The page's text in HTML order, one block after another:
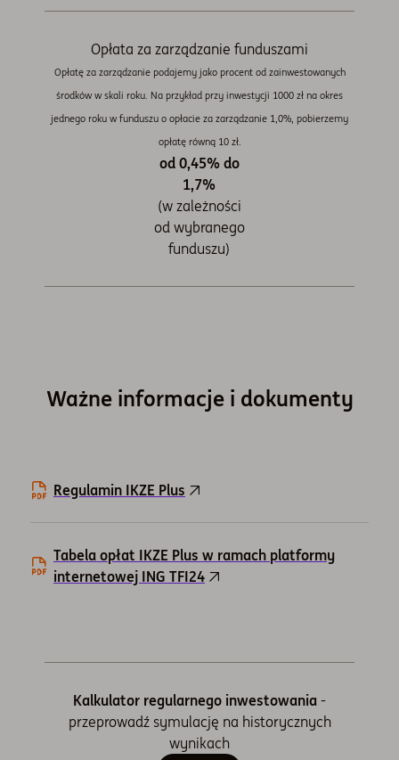
Opłata za zarządzanie funduszami
Opłatę za zarządzanie podajemy jako procent od zainwestowanych
środków w skali roku. Na przykład przy inwestycji 1000 zł na okres
jednego roku w funduszu o opłacie za zarządzanie 1,0%, pobierzemy
opłatę równą 10 zł.
od 0,45% do
1,7%
(w zależności
od wybranego
funduszu)
Ważne informacje i dokumenty
Regulamin IKZE Plus
Tabela opłat IKZE Plus w ramach platformy
internetowej ING TFI24
Kalkulator regularnego inwestowania -
przeprowadź symulację na historycznych
wynikach